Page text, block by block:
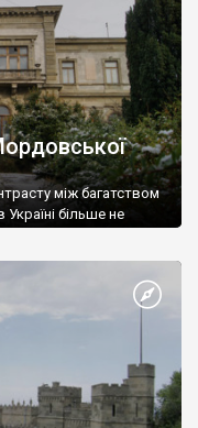
між багатством
більше не